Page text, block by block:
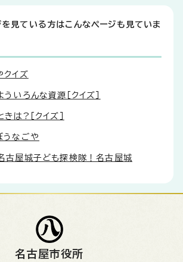
を見ている方はこんなページも見ていま
クイズ
いろんな資源［クイズ］
は?［クイズ］
うなごや
古屋城子ども探検隊！名古屋城
名古屋市役所